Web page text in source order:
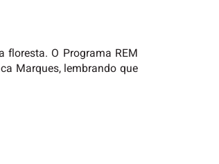
floresta. O Programa REM
Marques, lembrando que